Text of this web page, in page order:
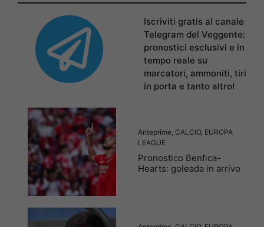
Iscriviti gratis al canale
Telegram del Veggente:
pronostici esclusivi e in
tempo reale su
marcatori, ammoniti, tiri
in porta e tanto altro!
Anteprime CALCIO, EUROPA
LEAGUE
Pronostico Benfica-
Hearts: goleada in arrivo